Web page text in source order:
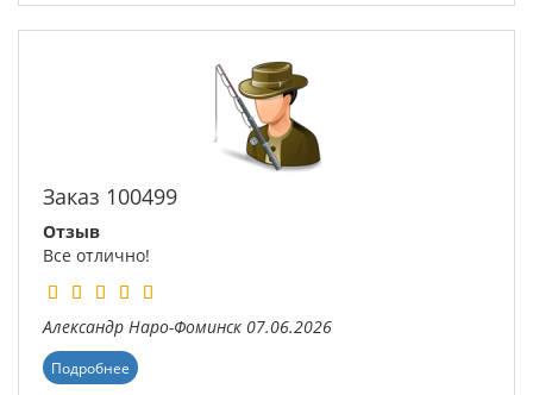
Заказ 100499
Отзыв
Все отлично!
Александр Наро-Фоминск 07.06.2026
Подробнее